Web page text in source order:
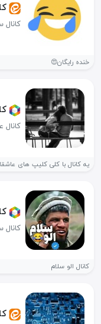
کانال
خنده رایگان😍
کانال
یه کانال با کلی کلیپ های
کانال
کانال الو سلام